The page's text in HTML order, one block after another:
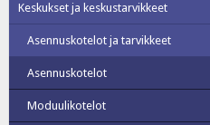
Keskukset ja keskustarvikkeet
Asennuskotelot ja tarvikkeet
Asennuskotelot
Moduulikotelot